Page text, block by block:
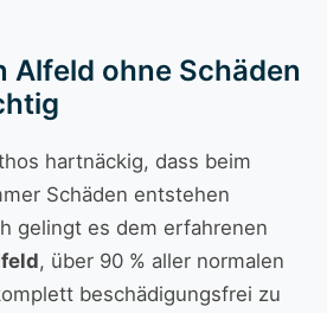
Alfeld ohne Schäden
hartnäckig, dass beim
Schäden entstehen
gelingt es dem erfahrenen
, über 90 % aller normalen
beschädigungsfrei zu